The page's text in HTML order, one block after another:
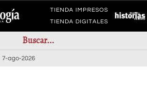
TIENDA IMPRESOS
TIENDA DIGITALES
7-ago-2026